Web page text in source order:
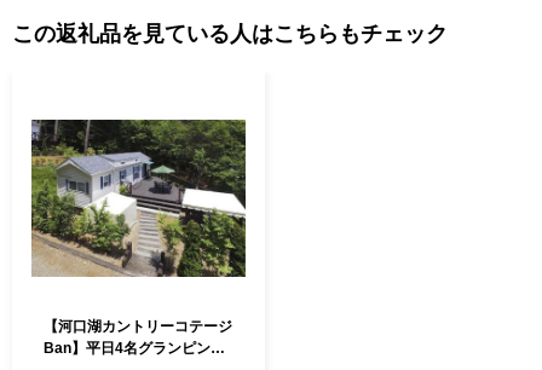
この返礼品を見ている人はこちらもチェック
【河口湖カントリーコテージ
Ban】平日4名グランピング